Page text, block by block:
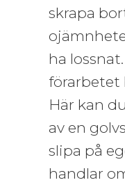
skrapa
ha
förarbetet
Här kan
av en
slipa på
handlar